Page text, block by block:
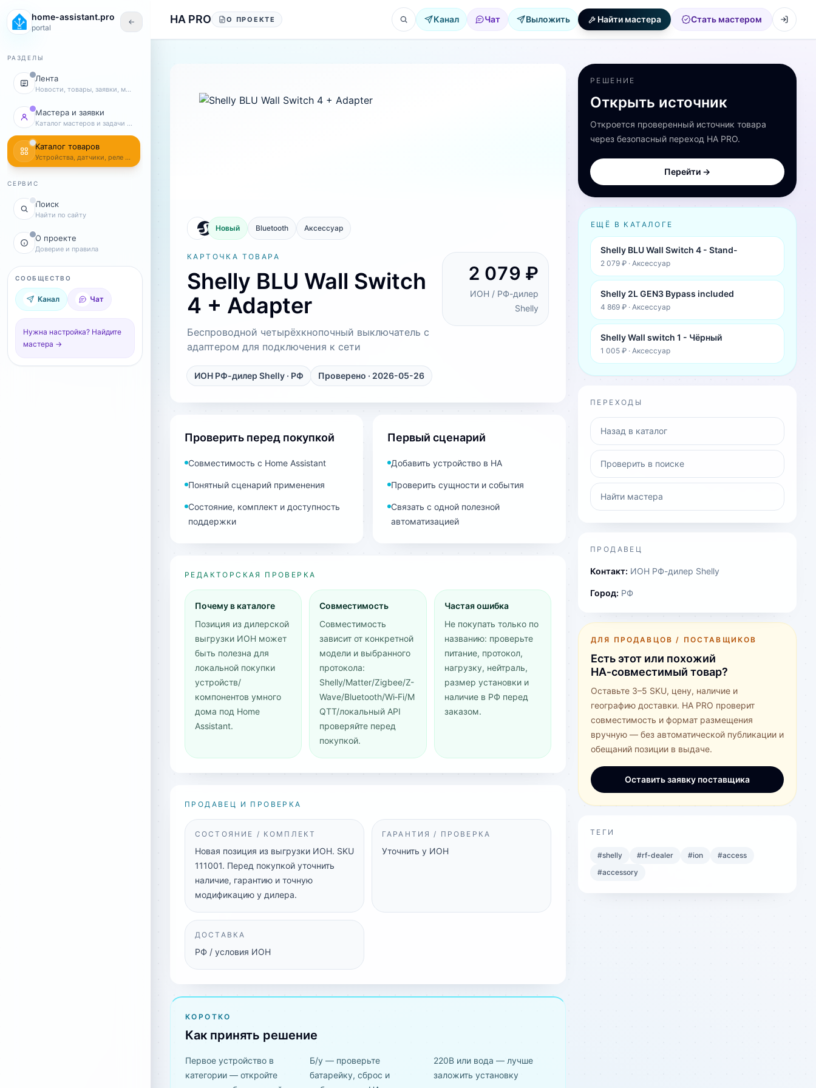
Перейти к содержанию
home-assistant.pro
portal
←
РАЗДЕЛЫ
Лента
Новости, товары, заявки, мастера
Мастера и заявки
Каталог мастеров и задачи клиентов
Каталог товаров
Устройства, датчики, реле и комплекты
СЕРВИС
Поиск
Найти по сайту
О проекте
Доверие и правила
СООБЩЕСТВО
Канал Чат
Нужна настройка? Найдите
мастера →
HA PRO О ПРОЕКТЕ Канал Чат Выложить Найти мастера Стать мастером
Новый Bluetooth Аксессуар
КАРТОЧКА ТОВАРА
Shelly BLU Wall Switch
4 + Adapter
Беспроводной четырёхкнопочный выключатель с
адаптером для подключения к сети
2 079 ₽
ИОН / РФ-дилер
Shelly
ИОН РФ-дилер Shelly · РФ Проверено · 2026-05-26
Проверить перед покупкой
Совместимость с Home Assistant
Понятный сценарий применения
Состояние, комплект и доступность
поддержки
Первый сценарий
Добавить устройство в HA
Проверить сущности и события
Связать с одной полезной
автоматизацией
РЕДАКТОРСКАЯ ПРОВЕРКА
Почему в каталоге
Позиция из дилерской
выгрузки ИОН может
быть полезна для
локальной покупки
устройств/
компонентов умного
дома под Home
Assistant.
Совместимость
Совместимость
зависит от конкретной
модели и выбранного
протокола:
Shelly/Matter/Zigbee/Z-
Wave/Bluetooth/Wi‑Fi/M
QTT/локальный API
проверяйте перед
покупкой.
Частая ошибка
Не покупать только по
названию: проверьте
питание, протокол,
нагрузку, нейтраль,
размер установки и
наличие в РФ перед
заказом.
ПРОДАВЕЦ И ПРОВЕРКА
СОСТОЯНИЕ / КОМПЛЕКТ
Новая позиция из выгрузки ИОН. SKU
111001. Перед покупкой уточнить
наличие, гарантию и точную
модификацию у дилера.
ГАРАНТИЯ / ПРОВЕРКА
Уточнить у ИОН
ДОСТАВКА
РФ / условия ИОН
КОРОТКО
Как принять решение
Первое устройство в
категории — откройте
Б/у — проверьте
батарейку, сброс и
220В или вода — лучше
заложить установку
РЕШЕНИЕ
Открыть источник
Откроется проверенный источник товара
через безопасный переход HA PRO.
Перейти →
ЕЩЁ В КАТАЛОГЕ
Shelly BLU Wall Switch 4 - Stand-
2 079 ₽ · Аксессуар
Shelly 2L GEN3 Bypass included
4 869 ₽ · Аксессуар
Shelly Wall switch 1 - Чёрный
1 005 ₽ · Аксессуар
ПЕРЕХОДЫ
Назад в каталог
Проверить в поиске
Найти мастера
ПРОДАВЕЦ
Контакт: ИОН РФ-дилер Shelly
Город: РФ
ДЛЯ ПРОДАВЦОВ / ПОСТАВЩИКОВ
Есть этот или похожий
HA‑совместимый товар?
Оставьте 3–5 SKU, цену, наличие и
географию доставки. HA PRO проверит
совместимость и формат размещения
вручную — без автоматической публикации и
обещаний позиции в выдаче.
Оставить заявку поставщика
ТЕГИ
#shelly #rf-dealer #ion #access
#accessory